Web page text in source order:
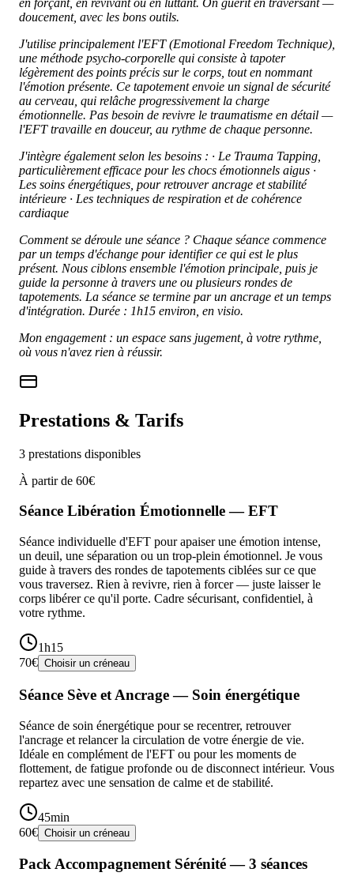
en forçant, en revivant ou en luttant. On guérit en traversant —
doucement, avec les bons outils.
J'utilise principalement l'EFT (Emotional Freedom Technique),
une méthode psycho-corporelle qui consiste à tapoter
légèrement des points précis sur le corps, tout en nommant
l'émotion présente. Ce tapotement envoie un signal de sécurité
au cerveau, qui relâche progressivement la charge
émotionnelle. Pas besoin de revivre le traumatisme en détail —
l'EFT travaille en douceur, au rythme de chaque personne.
J'intègre également selon les besoins : · Le Trauma Tapping,
particulièrement efficace pour les chocs émotionnels aigus ·
Les soins énergétiques, pour retrouver ancrage et stabilité
intérieure · Les techniques de respiration et de cohérence
cardiaque
Comment se déroule une séance ? Chaque séance commence
par un temps d'échange pour identifier ce qui est le plus
présent. Nous ciblons ensemble l'émotion principale, puis je
guide la personne à travers une ou plusieurs rondes de
tapotements. La séance se termine par un ancrage et un temps
d'intégration. Durée : 1h15 environ, en visio.
Mon engagement : un espace sans jugement, à votre rythme,
où vous n'avez rien à réussir.
Prestations & Tarifs
3 prestations disponibles
À partir de 60€
Séance Libération Émotionnelle — EFT
Séance individuelle d'EFT pour apaiser une émotion intense,
un deuil, une séparation ou un trop-plein émotionnel. Je vous
guide à travers des rondes de tapotements ciblées sur ce que
vous traversez. Rien à revivre, rien à forcer — juste laisser le
corps libérer ce qu'il porte. Cadre sécurisant, confidentiel, à
votre rythme.
1h15
70€ Choisir un créneau
Séance Sève et Ancrage — Soin énergétique
Séance de soin énergétique pour se recentrer, retrouver
l'ancrage et relancer la circulation de votre énergie de vie.
Idéale en complément de l'EFT ou pour les moments de
flottement, de fatigue profonde ou de disconnect intérieur. Vous
repartez avec une sensation de calme et de stabilité.
45min
60€ Choisir un créneau
Pack Accompagnement Sérénité — 3 séances